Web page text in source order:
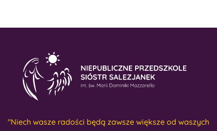
"Niech wasze radości będą zawsze większe od waszych